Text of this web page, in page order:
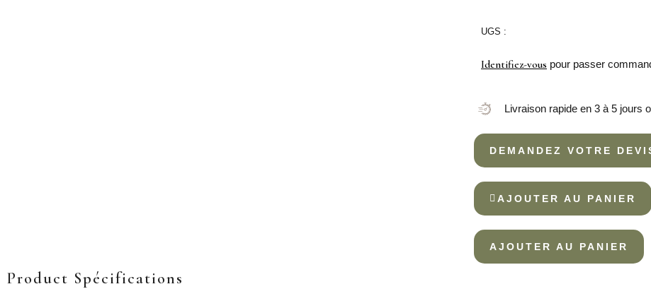
CÔTELETTE
UGS :
Identifiez-vous pour passer
Livraison rapide en 3 à 5 jours
DEMANDEZ VOTRE
AJOUTER AU PANIER
AJOUTER AU PANIER
Product Spécifications